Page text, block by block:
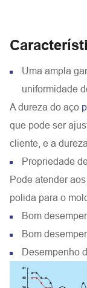
Uma ampla
uniformidade
A dureza do aço
que pode ser
cliente, e a
Propriedade
Pode atender
polida para o
Bom
Bom
Desempenho